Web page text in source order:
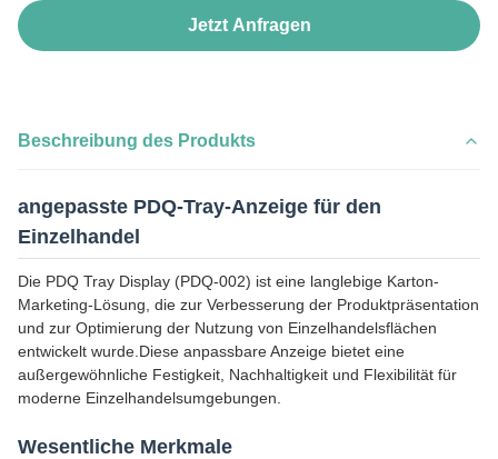
Jetzt Anfragen
Beschreibung des Produkts
angepasste PDQ-Tray-Anzeige für den
Einzelhandel
Die PDQ Tray Display (PDQ-002) ist eine langlebige Karton-
Marketing-Lösung, die zur Verbesserung der Produktpräsentation
und zur Optimierung der Nutzung von Einzelhandelsflächen
entwickelt wurde.Diese anpassbare Anzeige bietet eine
außergewöhnliche Festigkeit, Nachhaltigkeit und Flexibilität für
moderne Einzelhandelsumgebungen.
Wesentliche Merkmale